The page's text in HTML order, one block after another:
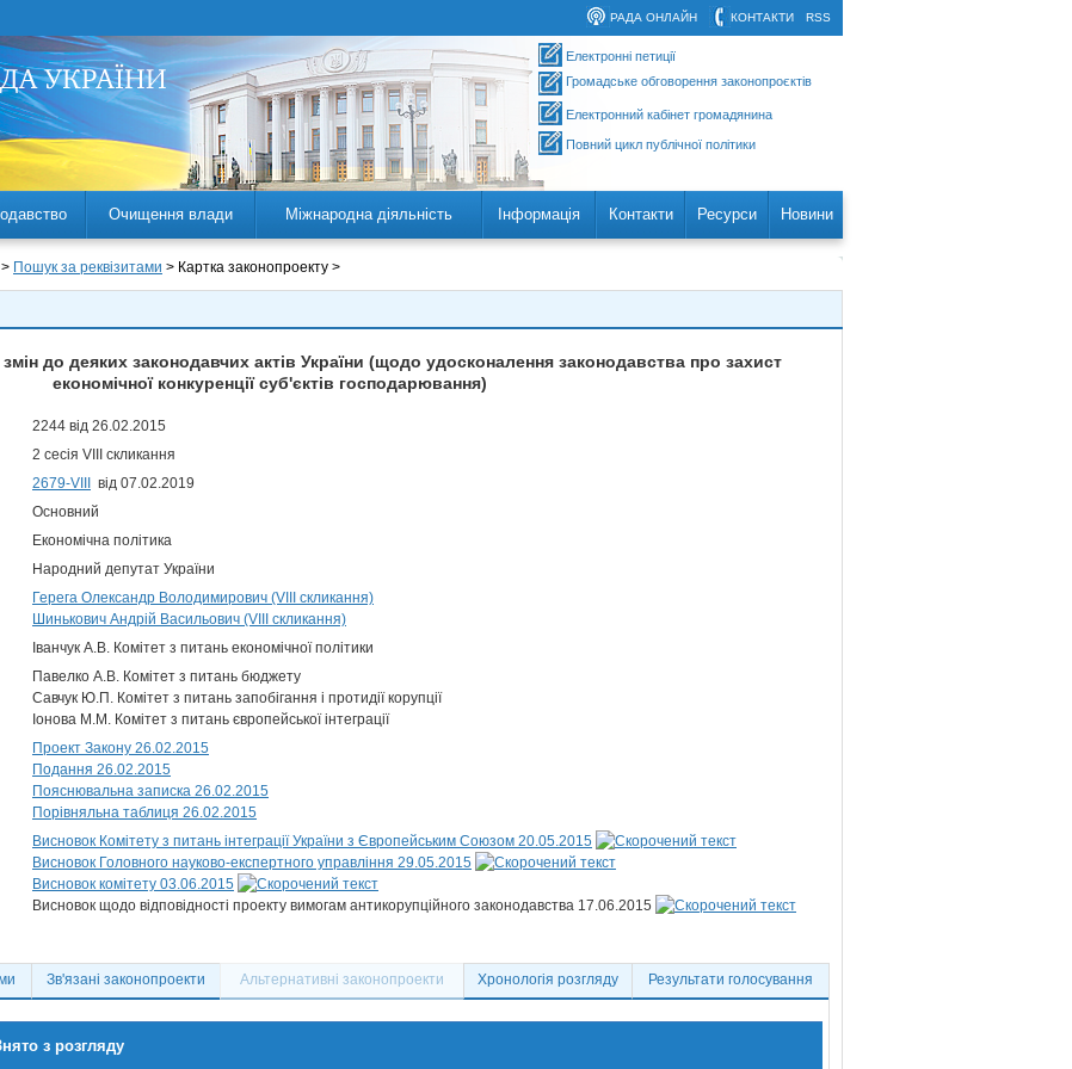
RSS
КОНТАКТИ
РАДА ОНЛАЙН
Електронні петиції
Громадське обговорення законопроєктів
Електронний кабінет громадянина
Повний цикл публічної політики
Очищення влади Міжнародна діяльність Інформація Контакти Ресурси Новини
Пошук за реквізитами > Картка законопроекту >
до деяких законодавчих актів України (щодо удосконалення законодавства про захист
економічної конкуренції суб'єктів господарювання)
2244 від 26.02.2015
2 сесія VIII скликання
2679-VIII
від 07.02.2019
Основний
Економічна політика
Народний депутат України
Герега Олександр Володимирович (VIII скликання)
Шинькович Андрій Васильович (VIII скликання)
Іванчук А.В. Комітет з питань економічної політики
Павелко А.В. Комітет з питань бюджету
Савчук Ю.П. Комітет з питань запобігання і протидії корупції
Іонова М.М. Комітет з питань європейської інтеграції
Проект Закону 26.02.2015
Подання 26.02.2015
Пояснювальна записка 26.02.2015
Порівняльна таблиця 26.02.2015
Висновок Комітету з питань інтеграції України з Європейським Союзом 20.05.2015
Висновок Головного науково-експертного управління 29.05.2015
Висновок комітету 03.06.2015
Висновок щодо відповідності проекту вимогам антикорупційного законодавства 17.06.2015
Зв'язані законопроекти Альтернативні законопроекти Хронологія розгляду Результати голосування
з розгляду